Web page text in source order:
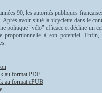
90, les autorités publiques
Après avoir situé la bicyclette dans le
politique "vélo" efficace et décline un
proportionnelle à son potentiel.
au format PDF
au format ePUB